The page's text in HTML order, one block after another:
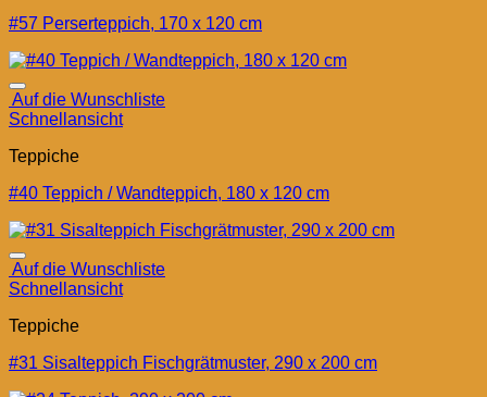
#57 Perserteppich, 170 x 120 cm
Auf die Wunschliste
Schnellansicht
Teppiche
#40 Teppich / Wandteppich, 180 x 120 cm
Auf die Wunschliste
Schnellansicht
Teppiche
#31 Sisalteppich Fischgrätmuster, 290 x 200 cm